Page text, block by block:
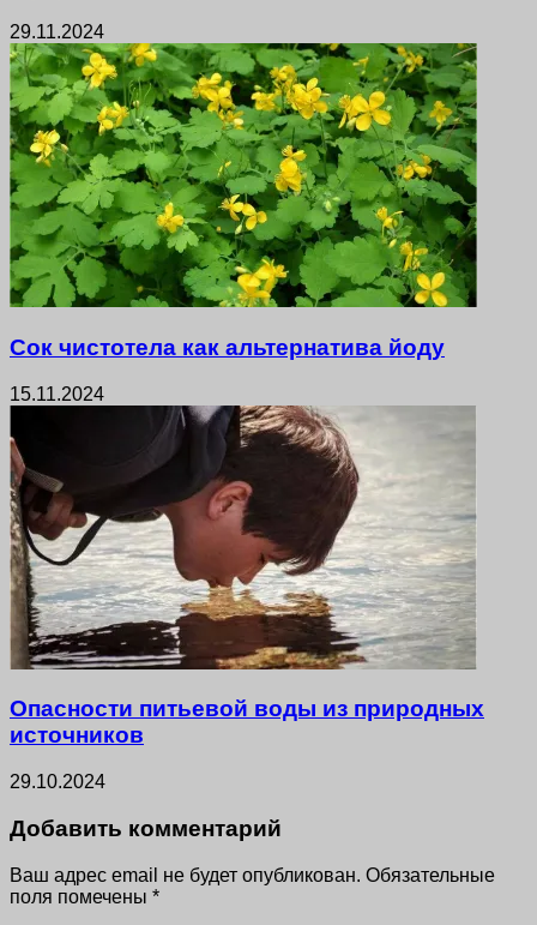
29.11.2024
Сок чистотела как альтернатива йоду
15.11.2024
Опасности питьевой воды из природных
источников
29.10.2024
Добавить комментарий
Ваш адрес email не будет опубликован. Обязательные
поля помечены *